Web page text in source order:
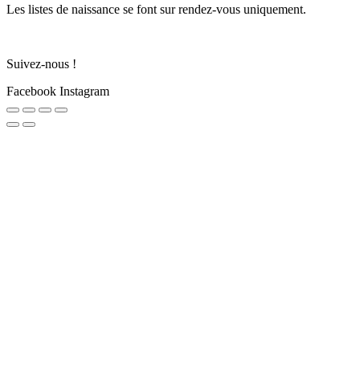
Les listes de naissance se font sur rendez-vous uniquement.
Suivez-nous !
Facebook Instagram